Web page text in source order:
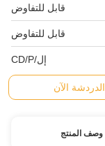
قابل للتفاوض
قابل للتفاوض
إل/CD/P
الدردشة الآن
وصف المنتج